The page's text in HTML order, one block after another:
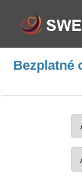
Bezplatné